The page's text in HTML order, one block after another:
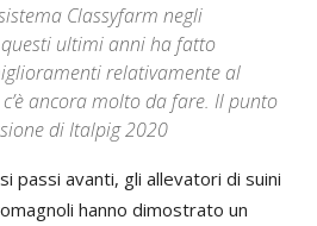
Classyfarm negli
ultimi anni ha fatto
relativamente al
ancora molto da fare. Il punto
di Italpig 2020
passi avanti, gli allevatori di suini
hanno dimostrato un